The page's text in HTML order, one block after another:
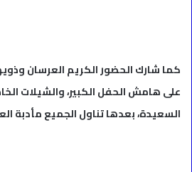
كما شارك الحضور الكريم العرسان
على هامش الحفل الكبير، والشيلات
السعيدة، بعدها تناول الجميع مأدبة